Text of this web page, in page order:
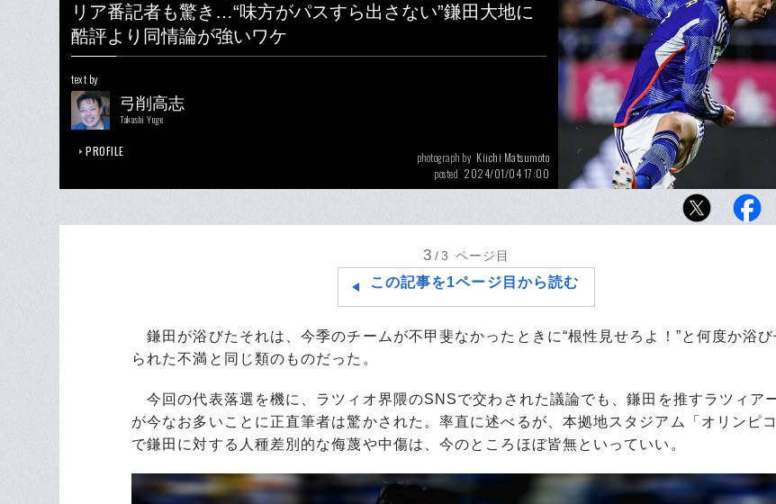
リア番記者も驚き…“味方がパスすら出さない”鎌田大地に
酷評より同情論が強いワケ
text by
弓削高志
Takashi Yuge
PROFILE photograph by Kiichi Matsumoto
posted 2024/01/04 17:00
日本代表常連だった鎌田大地のアジア杯
3 /3 ページ目
この記事を1ページ目から読む
鎌田が浴びたそれは、今季のチームが不甲斐なかったときに“根性見せろよ！”と何度か浴び
られた不満と同じ類のものだった。
今回の代表落選を機に、ラツィオ界隈のSNSで交わされた議論でも、鎌田を推すラツィア
が今なお多いことに正直筆者は驚かされた。率直に述べるが、本拠地スタジアム「オリンピコ
で鎌田に対する人種差別的な侮蔑や中傷は、今のところほぼ皆無といっていい。